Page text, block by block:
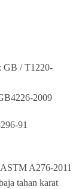
GB / T1220-
2009
91
A276-2011
tahan karat